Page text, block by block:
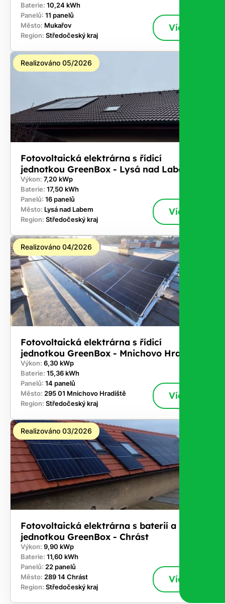
Baterie: 10,24 kWh
Panelů: 11 panelů
Město: Mukařov
Region: Středočeský kraj
Více
Realizováno 05/2026
Fotovoltaická elektrárna s řídicí
jednotkou GreenBox - Lysá nad Labem
Výkon: 7,20 kWp
Baterie: 17,50 kWh
Panelů: 16 panelů
Město: Lysá nad Labem
Region: Středočeský kraj
Více
Realizováno 04/2026
Fotovoltaická elektrárna s řídicí
jednotkou GreenBox - Mnichovo Hradiště
Výkon: 6,30 kWp
Baterie: 15,36 kWh
Panelů: 14 panelů
Město: 295 01 Mnichovo Hradiště
Region: Středočeský kraj
Více
Realizováno 03/2026
Fotovoltaická elektrárna s baterií a řídicí
jednotkou GreenBox - Chrást
Výkon: 9,90 kWp
Baterie: 11,60 kWh
Panelů: 22 panelů
Město: 289 14 Chrást
Region: Středočeský kraj
Více